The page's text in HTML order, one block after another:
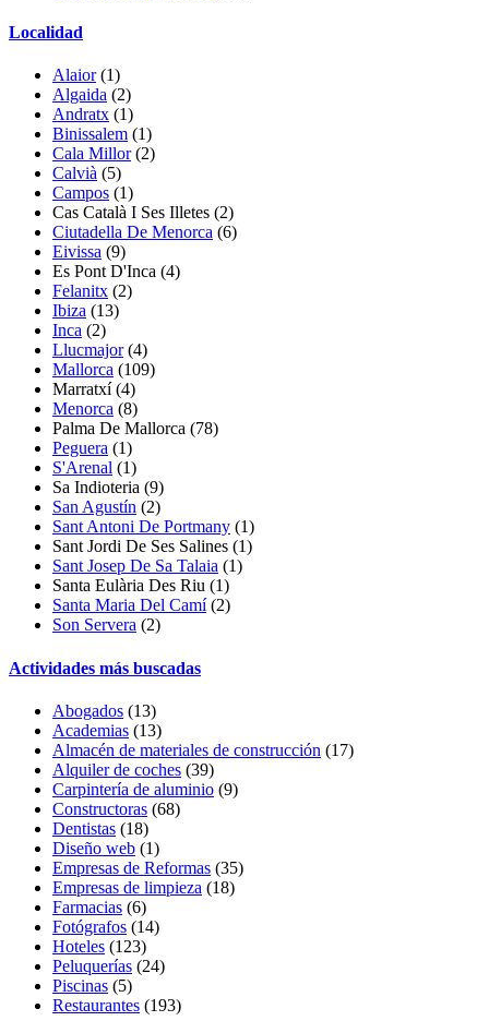
Localidad
Alaior(1)
Algaida (2)
Andratx (1)
Binissalem (1)
Cala Millor(2)
Calvià (5)
Campos (1)
Cas Català I Ses Illetes (2)
Ciutadella De Menorca (6)
Eivissa (9)
Es Pont D'Inca (4)
Felanitx (2)
Ibiza (13)
Inca (2)
Llucmajor(4)
Mallorca (109)
Marratxí(4)
Menorca (8)
Palma De Mallorca (78)
Peguera (1)
S'Arenal (1)
Sa Indioteria (9)
San Agustín (2)
Sant Antoni De Portmany (1)
Sant Jordi De Ses Salines (1)
Sant Josep De Sa Talaia (1)
Santa Eulària Des Riu (1)
Santa Maria Del Camí(2)
Son Servera (2)
Actividades más buscadas
Abogados (13)
Academias (13)
Almacén de materiales de construcción (17)
Alquiler de coches (39)
Carpintería de aluminio (9)
Constructoras (68)
Dentistas (18)
Diseño web (1)
Empresas de Reformas (35)
Empresas de limpieza (18)
Farmacias (6)
Fotógrafos (14)
Hoteles (123)
Peluquerías (24)
Piscinas (5)
Restaurantes (193)